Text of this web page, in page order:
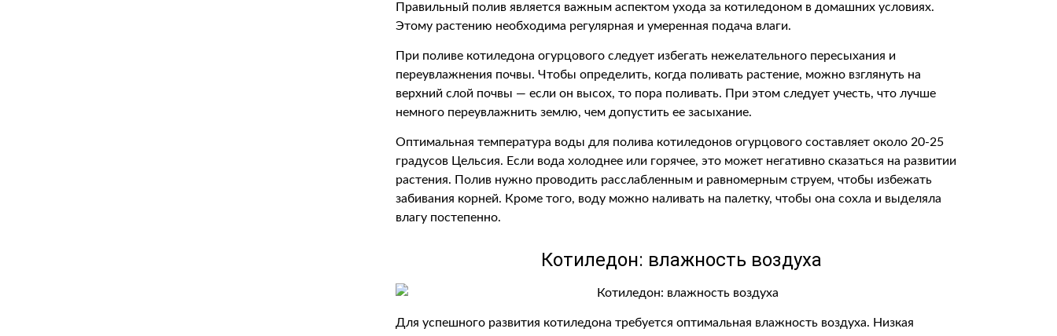
Правильный полив является важным аспектом ухода за котиледоном в домашних условиях.
Этому растению необходима регулярная и умеренная подача влаги.
При поливе котиледона огурцового следует избегать нежелательного пересыхания и
переувлажнения почвы. Чтобы определить, когда поливать растение, можно взглянуть на
верхний слой почвы — если он высох, то пора поливать. При этом следует учесть, что лучше
немного переувлажнить землю, чем допустить ее засыхание.
Оптимальная температура воды для полива котиледонов огурцового составляет около 20-25
градусов Цельсия. Если вода холоднее или горячее, это может негативно сказаться на развитии
растения. Полив нужно проводить расслабленным и равномерным струем, чтобы избежать
забивания корней. Кроме того, воду можно наливать на палетку, чтобы она сохла и выделяла
влагу постепенно.
Котиледон: влажность воздуха
Для успешного развития котиледона требуется оптимальная влажность воздуха. Низкая